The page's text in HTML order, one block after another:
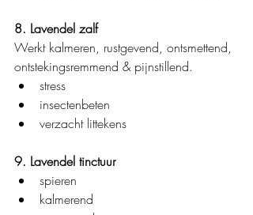
8. Lavendel zalf
Werkt kalmeren, rustgevend, ontsmettend,
ontstekingsremmend & pijnstillend.
stress
insectenbeten
verzacht littekens
9. Lavendel tinctuur
spieren
kalmerend